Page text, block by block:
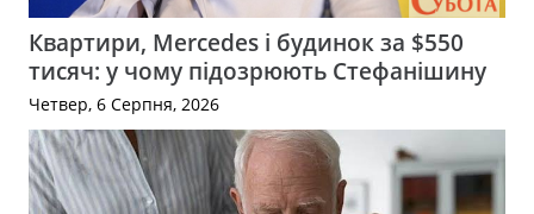
Квартири, Mercedes і будинок за $550
тисяч: у чому підозрюють Стефанішину
Четвер, 6 Серпня, 2026